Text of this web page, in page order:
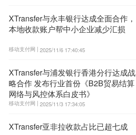
XTransfer与永丰银行达成全面合作，
本地收款账户帮中小企业减少汇损
移动支付网 | 2025/11/6 17:40:45
XTransfer与浦发银行香港分行达成战
略合作 发布行业首份《B2B贸易结算
网络与风控体系白皮书》
移动支付网 | 2025/11/3 17:34:05
XTransfer亚非拉收款占比已超七成